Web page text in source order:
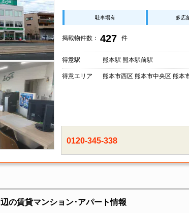
駐車場有 多店
掲載物件数： 427 件
得意駅 熊本駅 熊本駅前駅
得意エリア 熊本市西区 熊本市中央区 熊本
0120-345-338
の賃貸マンション･アパート情報